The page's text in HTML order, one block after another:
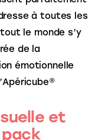
à toutes les
le monde s’y
de la
émotionnelle
et
pack